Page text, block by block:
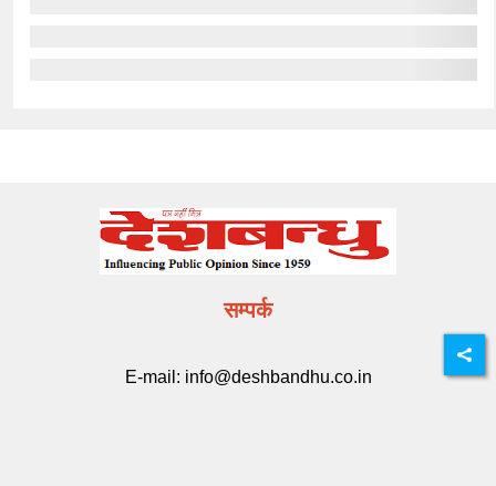
सम्पर्क
E-mail: info@deshbandhu.co.in